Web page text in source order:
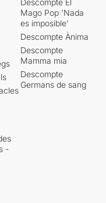
-
Mago Pop 'Nada
es imposible'
Descompte Ànima
Descompte
Mamma mia
Descompte
Germans de sang